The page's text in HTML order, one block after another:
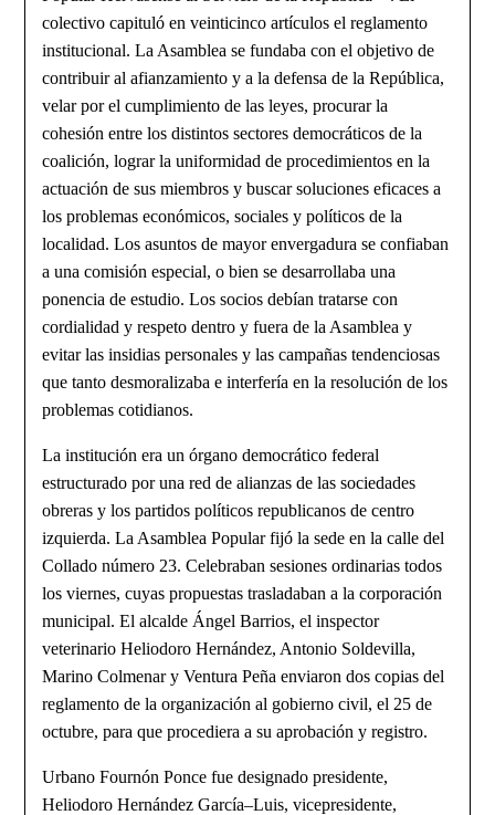
colectivo capituló en veinticinco artículos el reglamento
institucional. La Asamblea se fundaba con el objetivo de
contribuir al afianzamiento y a la defensa de la República,
velar por el cumplimiento de las leyes, procurar la
cohesión entre los distintos sectores democráticos de la
coalición, lograr la uniformidad de procedimientos en la
actuación de sus miembros y buscar soluciones eficaces a
los problemas económicos, sociales y políticos de la
localidad. Los asuntos de mayor envergadura se confiaban
a una comisión especial, o bien se desarrollaba una
ponencia de estudio. Los socios debían tratarse con
cordialidad y respeto dentro y fuera de la Asamblea y
evitar las insidias personales y las campañas tendenciosas
que tanto desmoralizaba e interfería en la resolución de los
problemas cotidianos.
La institución era un órgano democrático federal
estructurado por una red de alianzas de las sociedades
obreras y los partidos políticos republicanos de centro
izquierda. La Asamblea Popular fijó la sede en la calle del
Collado número 23. Celebraban sesiones ordinarias todos
los viernes, cuyas propuestas trasladaban a la corporación
municipal. El alcalde Ángel Barrios, el inspector
veterinario Heliodoro Hernández, Antonio Soldevilla,
Marino Colmenar y Ventura Peña enviaron dos copias del
reglamento de la organización al gobierno civil, el 25 de
octubre, para que procediera a su aprobación y registro.
Urbano Fournón Ponce fue designado presidente,
Heliodoro Hernández García–Luis, vicepresidente,